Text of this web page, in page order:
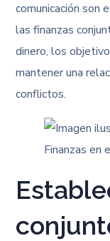
comunicación son
las finanzas
dinero, los
mantener una
conflictos.